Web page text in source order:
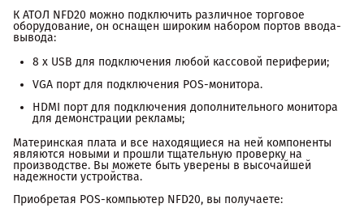
К АТОЛ NFD20 можно подключить различное торговое
оборудование, он оснащен широким набором портов ввода-
вывода:
8 х USB для подключения любой кассовой периферии;
VGA порт для подключения POS-монитора.
HDMI порт для подключения дополнительного монитора
для демонстрации рекламы;
Материнская плата и все находящиеся на ней компоненты
являются новыми и прошли тщательную проверку на
производстве. Вы можете быть уверены в высочайшей
надежности устройства.
Приобретая POS-компьютер NFD20, вы получаете: